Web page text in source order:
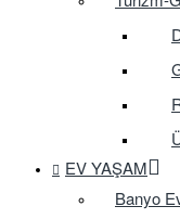
EV YAŞAM
Banyo